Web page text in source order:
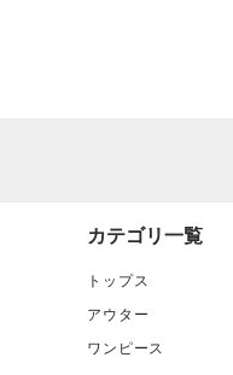
カテゴリ一覧
トップス
アウター
ワンピース